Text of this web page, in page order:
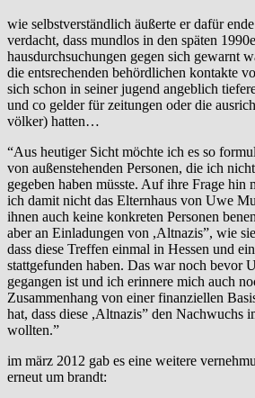
wie selbstverständlich äußerte er dafür
verdacht, dass mundlos in den späten
hausdurchsuchungen gegen sich gewarnt
die entsrechenden behördlichen kontakte
sich schon in seiner jugend angeblich
und co gelder für zeitungen oder die
völker) hatten…
“Aus heutiger Sicht möchte ich es so
von außenstehenden Personen, die ich
gegeben haben müsste. Auf ihre Frage hin
ich damit nicht das Elternhaus von Uwe
ihnen auch keine konkreten Personen
aber an Einladungen von ,Altnazis”, wie
dass diese Treffen einmal in Hessen und
stattgefunden haben. Das war noch bevor
gegangen ist und ich erinnere mich auch
Zusammenhang von einer finanziellen
hat, dass diese ,Altnazis” den Nachwuchs
wollten.”
im märz 2012 gab es eine weitere
erneut um brandt: